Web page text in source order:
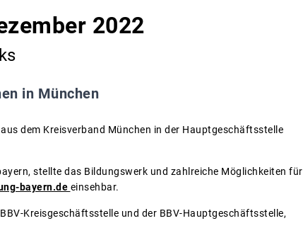
2022
in München
dem Kreisverband München in der Hauptgeschäftsstelle
stellte das Bildungswerk und zahlreiche Möglichkeiten für
bayern.de einsehbar.
Kreisgeschäftsstelle und der BBV-Hauptgeschäftsstelle,